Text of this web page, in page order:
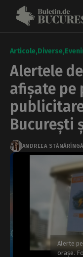
Articole Diverse
Alertele
afișate pe
București
ANDREEA STĂNĂRÎNGĂ
Alerte
orașe.